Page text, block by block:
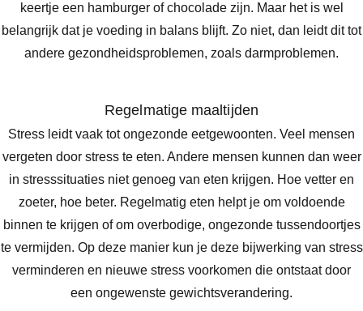
keertje een hamburger of chocolade zijn. Maar het is wel
belangrijk dat je voeding in balans blijft. Zo niet, dan leidt dit tot
andere gezondheidsproblemen, zoals darmproblemen.
Regelmatige maaltijden
Stress leidt vaak tot ongezonde eetgewoonten. Veel mensen
vergeten door stress te eten. Andere mensen kunnen dan weer
in stresssituaties niet genoeg van eten krijgen. Hoe vetter en
zoeter, hoe beter. Regelmatig eten helpt je om voldoende
binnen te krijgen of om overbodige, ongezonde tussendoortjes
te vermijden. Op deze manier kun je deze bijwerking van stress
verminderen en nieuwe stress voorkomen die ontstaat door
een ongewenste gewichtsverandering.